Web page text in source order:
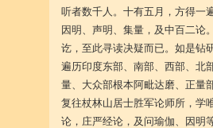
听者数千人。十有五月，方得一
因明、声明、集量，及中百二论
讫，至此寻读决疑而已。如是钻
遍历印度东部、南部、西部、北
量、大众部根本阿毗达磨、正量
复往杖林山居士胜军论师所，学
论，庄严经论，及问瑜伽、因明